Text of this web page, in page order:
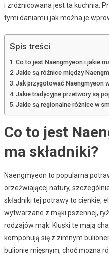
i zróżnicowana jest ta kuchnia.
tymi daniami i jak można je
Spis treści
Co to jest Naengmyeon i jakie
Jakie są różnice między
Jak przygotować Naengmyeon
Jakie tradycyjne przetwory są
Jakie są regionalne różnice w
Co to jest
ma składniki?
Naengmyeon to popularna
orzeźwiającej natury,
składniki tej potrawy to cienkie,
wytwarzane z mąki pszennej,
rodzajów mąk. Kluski te mają
komponują się z zimnym
bulionie mięsnym, choć można